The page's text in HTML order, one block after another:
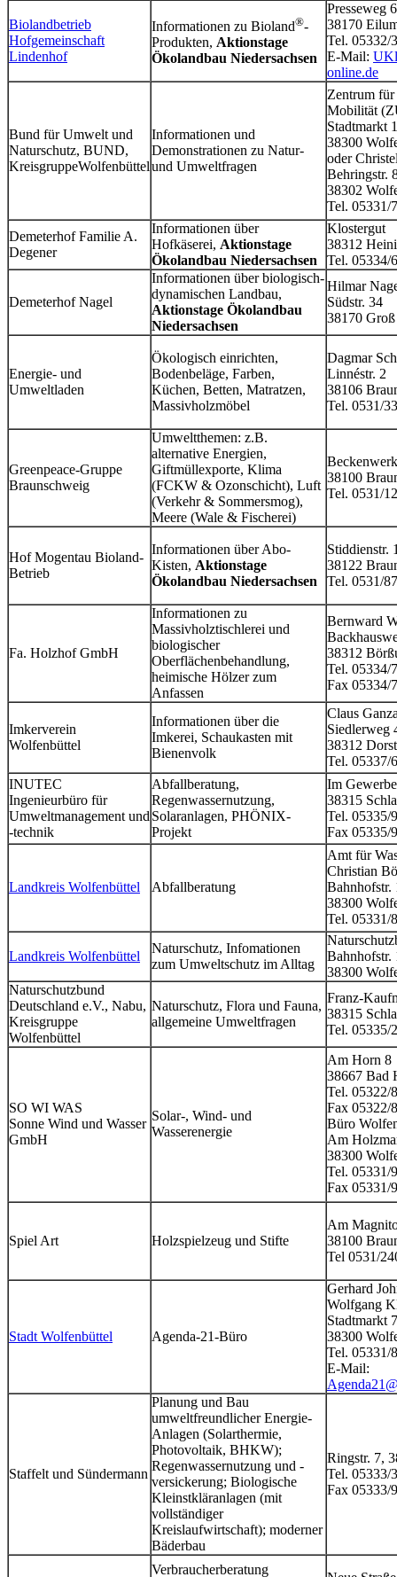
Biolandbetrieb
Hofgemeinschaft
Lindenhof
Informationen zu Bioland®-
Produkten, Aktionstage
Ökolandbau Niedersachsen
Presseweg
38170
Tel. 05332/
E-Mail:
online.de
Bund für Umwelt und
Naturschutz, BUND,
KreisgruppeWolfenbüttel
Informationen und
Demonstrationen zu Natur-
und Umweltfragen
Zentrum
Mobilität
Stadtmarkt
38300
oder
Behringstr.
38302
Tel. 05331/
Demeterhof Familie A.
Degener
Informationen über
Hofkäserei, Aktionstage
Ökolandbau Niedersachsen
Klostergut
38312
Tel. 05334/
Demeterhof Nagel
Informationen über biologisch-
dynamischen Landbau,
Aktionstage Ökolandbau
Niedersachsen
Hilmar
Südstr. 34
38170
Energie- und
Umweltladen
Ökologisch einrichten,
Bodenbeläge, Farben,
Küchen, Betten, Matratzen,
Massivholzmöbel
Dagmar
Linnéstr. 2
38106
Tel. 0531/
Greenpeace-Gruppe
Braunschweig
Umweltthemen: z.B.
alternative Energien,
Giftmüllexporte, Klima
(FCKW & Ozonschicht), Luft
(Verkehr & Sommersmog),
Meere (Wale & Fischerei)
38100
Tel. 0531/
Hof Mogentau Bioland-
Betrieb
Informationen über Abo-
Kisten, Aktionstage
Ökolandbau Niedersachsen
Stiddienstr.
38122
Tel. 0531/
Fa. Holzhof GmbH
Informationen zu
Massivholztischlerei und
biologischer
Oberflächenbehandlung,
heimische Hölzer zum
Anfassen
Bernward
38312
Tel. 05334/
Fax 05334/
Imkerverein
Wolfenbüttel
Informationen über die
Imkerei, Schaukasten mit
Bienenvolk
Claus
Siedlerweg
38312
Tel. 05337/
INUTEC
Ingenieurbüro für
Umweltmanagement und
-technik
Abfallberatung,
Regenwassernutzung,
Solaranlagen, PHÖNIX-
Projekt
Im
38315
Tel. 05335/
Fax 05335/
Landkreis Wolfenbüttel Abfallberatung
Amt für
Christian
Bahnhofstr.
38300
Tel. 05331/
Landkreis Wolfenbüttel
Naturschutz, Infomationen
zum Umweltschutz im Alltag
Bahnhofstr.
38300
Naturschutzbund
Deutschland e.V., Nabu,
Kreisgruppe
Wolfenbüttel
Naturschutz, Flora und Fauna,
allgemeine Umweltfragen
Franz-
38315
Tel. 05335/
SO WI WAS
Sonne Wind und Wasser
GmbH
Solar-, Wind- und
Wasserenergie
Am Horn 8
38667 Bad
Tel. 05322/
Fax 05322/
Büro
Am
38300
Tel. 05331/
Fax 05331/
Spiel Art Holzspielzeug und Stifte
Am
38100
Tel 0531/
Stadt Wolfenbüttel Agenda-21-Büro
Gerhard
Wolfgang
Stadtmarkt 7
38300
Tel. 05331/
E-Mail:
Staffelt und Sündermann
Planung und Bau
umweltfreundlicher Energie-
Anlagen (Solarthermie,
Photovoltaik, BHKW);
Regenwassernutzung und -
versickerung; Biologische
Kleinstkläranlagen (mit
vollständiger
Kreislaufwirtschaft); moderner
Bäderbau
Ringstr. 7,
Tel. 05333/
Fax 05333/
Verbraucherberatung